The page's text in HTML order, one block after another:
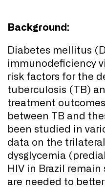
Background:
Diabetes mellitus
immunodeficiency
risk factors for the
tuberculosis (TB)
treatment
between TB and
been studied in
data on the
dysglycemia
HIV in Brazil remain
are needed to